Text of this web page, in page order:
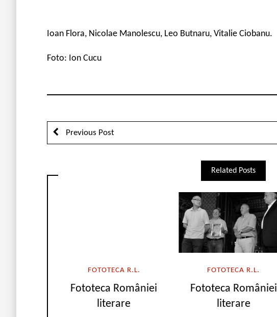
Ioan Flora, Nicolae Manolescu, Leo Butnaru, Vitalie Ciobanu.
Foto: Ion Cucu
Previous Post
Related Posts
FOTOTECA R.L.
Fototeca României
literare
FOTOTECA R.L.
Fototeca României
literare